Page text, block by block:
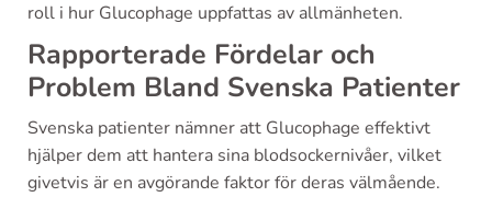
roll i hur Glucophage uppfattas av allmänheten.
Rapporterade Fördelar och
Problem Bland Svenska Patienter
Svenska patienter nämner att Glucophage effektivt
hjälper dem att hantera sina blodsockernivåer, vilket
givetvis är en avgörande faktor för deras välmående.